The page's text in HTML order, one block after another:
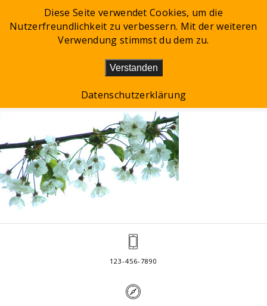
Toggle
KUNST_MALEREI_ONLINE_GALERIE
123-456-7890
Diese Seite verwendet Cookies, um die
Nutzerfreundlichkeit zu verbessern. Mit der weiteren
Verwendung stimmst du dem zu.
Verstanden
Datenschutzerklärung